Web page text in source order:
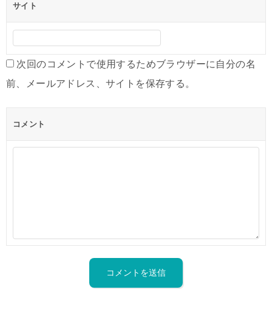
サイト
次回のコメントで使用するためブラウザーに自分の名
前、メールアドレス、サイトを保存する。
コメント